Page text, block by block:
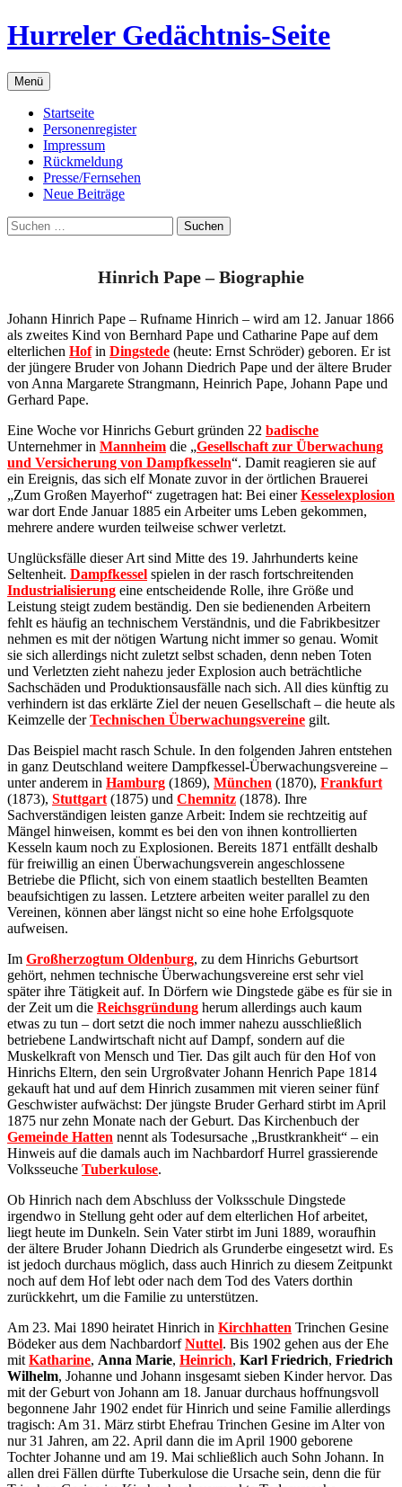
Zum
Inhalt
Hurreler Gedächtnis-Seite
Menü
Startseite
Personenregister
Impressum
Rückmeldung
Presse/Fernsehen
Neue Beiträge
Suchen
nach:
Hinrich Pape – Biographie
Johann Hinrich Pape – Rufname Hinrich – wird am 12. Januar 1866
als zweites Kind von Bernhard Pape und Catharine Pape auf dem
elterlichen Hofin Dingstede (heute: Ernst Schröder) geboren. Er ist
der jüngere Bruder von Johann Diedrich Pape und der ältere Bruder
von Anna Margarete Strangmann, Heinrich Pape, Johann Pape und
Gerhard Pape.
Eine Woche vor Hinrichs Geburt gründen 22 badische
Unternehmer in Mannheim die „Gesellschaft zur Überwachung
und Versicherung von Dampfkesseln“. Damit reagieren sie auf
ein Ereignis, das sich elf Monate zuvor in der örtlichen Brauerei
„Zum Großen Mayerhof“ zugetragen hat: Bei einerKesselexplosion
war dort Ende Januar 1885 ein Arbeiter ums Leben gekommen,
mehrere andere wurden teilweise schwer verletzt.
Unglücksfälle dieser Art sind Mitte des 19. Jahrhunderts keine
Seltenheit. Dampfkessel spielen in der rasch fortschreitenden
Industrialisierung eine entscheidende Rolle, ihre Größe und
Leistung steigt zudem beständig. Den sie bedienenden Arbeitern
fehlt es häufig an technischem Verständnis, und die Fabrikbesitzer
nehmen es mit der nötigen Wartung nicht immer so genau. Womit
sie sich allerdings nicht zuletzt selbst schaden, denn neben Toten
und Verletzten zieht nahezu jeder Explosion auch beträchtliche
Sachschäden und Produktionsausfälle nach sich. All dies künftig zu
verhindern ist das erklärte Ziel der neuen Gesellschaft – die heute als
Keimzelle derTechnischen Überwachungsvereine gilt.
Das Beispiel macht rasch Schule. In den folgenden Jahren entstehen
in ganz Deutschland weitere Dampfkessel-Überwachungsvereine –
unter anderem in Hamburg (1869), München (1870), Frankfurt
(1873), Stuttgart (1875) und Chemnitz (1878). Ihre
Sachverständigen leisten ganze Arbeit: Indem sie rechtzeitig auf
Mängel hinweisen, kommt es bei den von ihnen kontrollierten
Kesseln kaum noch zu Explosionen. Bereits 1871 entfällt deshalb
für freiwillig an einen Überwachungsverein angeschlossene
Betriebe die Pflicht, sich von einem staatlich bestellten Beamten
beaufsichtigen zu lassen. Letztere arbeiten weiter parallel zu den
Vereinen, können aber längst nicht so eine hohe Erfolgsquote
aufweisen.
Im Großherzogtum Oldenburg, zu dem Hinrichs Geburtsort
gehört, nehmen technische Überwachungsvereine erst sehr viel
später ihre Tätigkeit auf. In Dörfern wie Dingstede gäbe es für sie in
der Zeit um die Reichsgründung herum allerdings auch kaum
etwas zu tun – dort setzt die noch immer nahezu ausschließlich
betriebene Landwirtschaft nicht auf Dampf, sondern auf die
Muskelkraft von Mensch und Tier. Das gilt auch für den Hof von
Hinrichs Eltern, den sein Urgroßvater Johann Henrich Pape 1814
gekauft hat und auf dem Hinrich zusammen mit vieren seiner fünf
Geschwister aufwächst: Der jüngste Bruder Gerhard stirbt im April
1875 nur zehn Monate nach der Geburt. Das Kirchenbuch der
Gemeinde Hatten nennt als Todesursache „Brustkrankheit“ – ein
Hinweis auf die damals auch im Nachbardorf Hurrel grassierende
Volksseuche Tuberkulose.
Ob Hinrich nach dem Abschluss der Volksschule Dingstede
irgendwo in Stellung geht oder auf dem elterlichen Hof arbeitet,
liegt heute im Dunkeln. Sein Vater stirbt im Juni 1889, woraufhin
der ältere Bruder Johann Diedrich als Grunderbe eingesetzt wird. Es
ist jedoch durchaus möglich, dass auch Hinrich zu diesem Zeitpunkt
noch auf dem Hof lebt oder nach dem Tod des Vaters dorthin
zurückkehrt, um die Familie zu unterstützen.
Am 23. Mai 1890 heiratet Hinrich in Kirchhatten Trinchen Gesine
Bödeker aus dem NachbardorfNuttel. Bis 1902 gehen aus der Ehe
mit Katharine, Anna Marie, Heinrich, Karl Friedrich, Friedrich
Wilhelm, Johanne und Johann insgesamt sieben Kinder hervor. Das
mit der Geburt von Johann am 18. Januar durchaus hoffnungsvoll
begonnene Jahr 1902 endet für Hinrich und seine Familie allerdings
tragisch: Am 31. März stirbt Ehefrau Trinchen Gesine im Alter von
nur 31 Jahren, am 22. April dann die im April 1900 geborene
Tochter Johanne und am 19. Mai schließlich auch Sohn Johann. In
allen drei Fällen dürfte Tuberkulose die Ursache sein, denn die für